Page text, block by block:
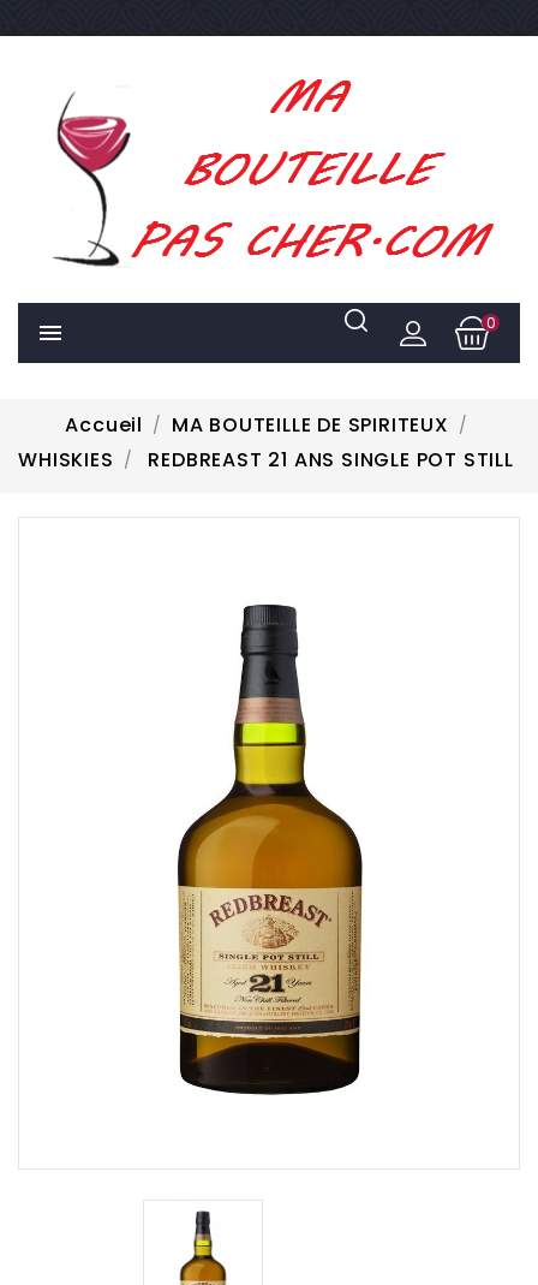
 0
Accueil
MA BOUTEILLE DE SPIRITEUX
WHISKIES
REDBREAST 21 ANS SINGLE POT STILL